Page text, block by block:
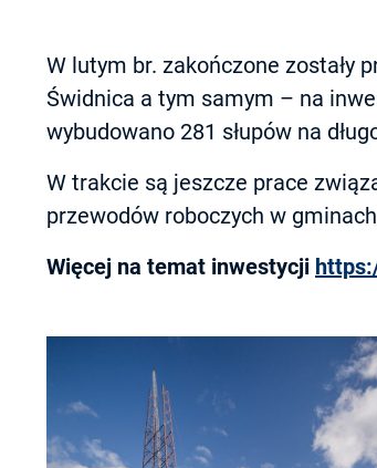
W lutym br. zakończone zostały
Świdnica a tym samym – na
wybudowano 281 słupów na
W trakcie są jeszcze prace
przewodów roboczych w
Więcej na temat inwestycji